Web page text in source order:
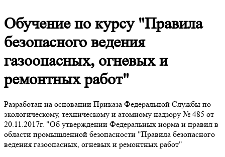
Обучение по курсу "Правила
безопасного ведения
газоопасных, огневых и
ремонтных работ"
Разработан на основании Приказа Федеральной Службы по
экологическому, техническому и атомному надзору № 485 от
20.11.2017г. "Об утверждении Федеральных норма и правил в
области промышленной безопасности "Правила безопасного
ведения газоопасных, огневых и ремонтных работ"